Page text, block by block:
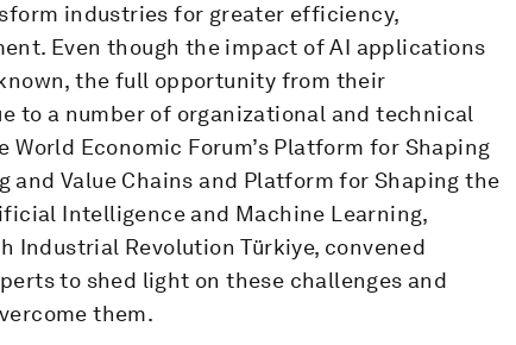
industries for greater efficiency,
Even though the impact of AI applications
the full opportunity from their
to a number of organizational and technical
Economic Forum’s Platform for Shaping
Value Chains and Platform for Shaping the
Intelligence and Machine Learning,
Industrial Revolution Türkiye, convened
to shed light on these challenges and
them.